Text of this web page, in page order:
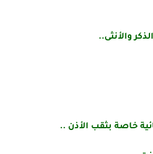
والأنثى..
خاصة بثقب الأذن ..